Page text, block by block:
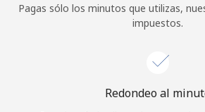
Pagas sólo los minutos que utilizas,
impuestos.
Redondeo al